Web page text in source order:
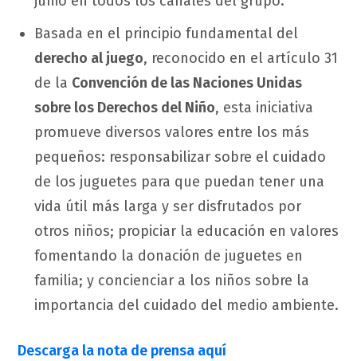
Basada en el principio fundamental del
derecho al juego, reconocido en el artículo 31
de la Convención de las Naciones Unidas
sobre los Derechos del Niño, esta iniciativa
promueve diversos valores entre los más
pequeños: responsabilizar sobre el cuidado
de los juguetes para que puedan tener una
vida útil más larga y ser disfrutados por
otros niños; propiciar la educación en valores
fomentando la donación de juguetes en
familia; y concienciar a los niños sobre la
importancia del cuidado del medio ambiente.
Descarga la nota de prensa aquí